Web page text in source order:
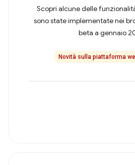
Scopri alcune delle
sono state implementate nei
beta a gennaio
Novità sulla piattaforma